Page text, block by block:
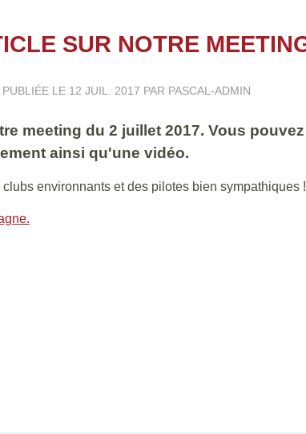
SUR NOTRE
PUBLIÉE LE 12 JUIL. 2017 PAR PASCAL-ADMIN
meeting du 2 juillet 2017. Vous
ainsi qu'une vidéo.
environnants et des pilotes bien sympathiques !